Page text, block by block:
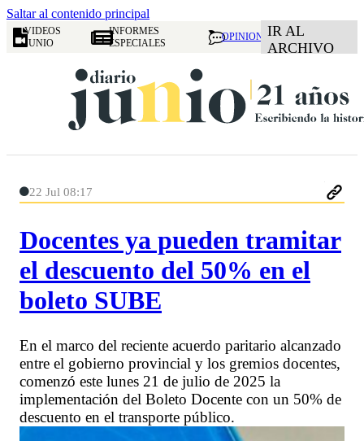
Saltar al contenido principal
VIDEOS
JUNIO
INFORMES
ESPECIALES
OPINION IR AL
ARCHIVO
22 Jul 08:17
Docentes ya pueden tramitar
el descuento del 50% en el
boleto SUBE
En el marco del reciente acuerdo paritario alcanzado
entre el gobierno provincial y los gremios docentes,
comenzó este lunes 21 de julio de 2025 la
implementación del Boleto Docente con un 50% de
descuento en el transporte público.